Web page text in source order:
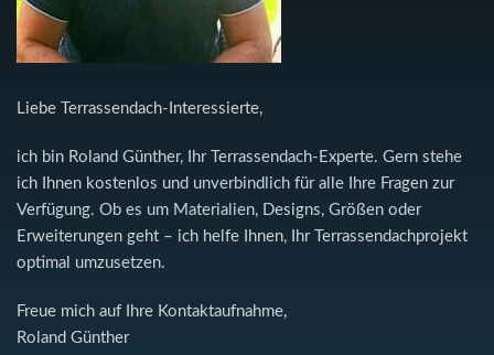
Liebe Terrassendach-Interessierte,
ich bin Roland Günther, Ihr Terrassendach-Experte. Gern stehe
ich Ihnen kostenlos und unverbindlich für alle Ihre Fragen zur
Verfügung. Ob es um Materialien, Designs, Größen oder
Erweiterungen geht – ich helfe Ihnen, Ihr Terrassendachprojekt
optimal umzusetzen.
Freue mich auf Ihre Kontaktaufnahme,
Roland Günther